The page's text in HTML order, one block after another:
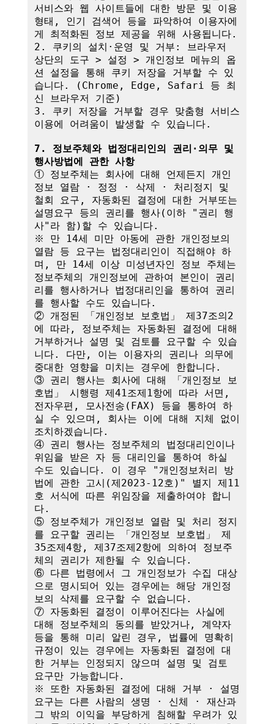
서비스와 웹 사이트들에 대한 방문 및 이용
형태, 인기 검색어 등을 파악하여 이용자에
게 최적화된 정보 제공을 위해 사용됩니다.
2. 쿠키의 설치·운영 및 거부: 브라우저
상단의 도구 > 설정 > 개인정보 메뉴의 옵
션 설정을 통해 쿠키 저장을 거부할 수 있
습니다. (Chrome, Edge, Safari 등 최
신 브라우저 기준)
3. 쿠키 저장을 거부할 경우 맞춤형 서비스
이용에 어려움이 발생할 수 있습니다.
7. 정보주체와 법정대리인의 권리·의무 및
행사방법에 관한 사항
① 정보주체는 회사에 대해 언제든지 개인
정보 열람 · 정정 · 삭제 · 처리정지 및
철회 요구, 자동화된 결정에 대한 거부또는
설명요구 등의 권리를 행사(이하 "권리 행
사"라 함)할 수 있습니다.
※ 만 14세 미만 아동에 관한 개인정보의
열람 등 요구는 법정대리인이 직접해야 하
며, 만 14세 이상 미성년자인 정보 주체는
정보주체의 개인정보에 관하여 본인이 권리
리를 행사하거나 법정대리인을 통하여 권리
를 행사할 수도 있습니다.
② 개정된 「개인정보 보호법」 제37조의2
에 따라, 정보주체는 자동화된 결정에 대해
거부하거나 설명 및 검토를 요구할 수 있습
니다. 다만, 이는 이용자의 권리나 의무에
중대한 영향을 미치는 경우에 한합니다.
③ 권리 행사는 회사에 대해 「개인정보 보
호법」 시행령 제41조제1항에 따라 서면,
전자우편, 모사전송(FAX) 등을 통하여 하
실 수 있으며, 회사는 이에 대해 지체 없이
조치하겠습니다.
④ 권리 행사는 정보주체의 법정대리인이나
위임을 받은 자 등 대리인을 통하여 하실
수도 있습니다. 이 경우 "개인정보처리 방
법에 관한 고시(제2023-12호)" 별지 제11
호 서식에 따른 위임장을 제출하여야 합니
다.
⑤ 정보주체가 개인정보 열람 및 처리 정지
를 요구할 권리는 「개인정보 보호법」 제
35조제4항, 제37조제2항에 의하여 정보주
체의 권리가 제한될 수 있습니다.
⑥ 다른 법령에서 그 개인정보가 수집 대상
으로 명시되어 있는 경우에는 해당 개인정
보의 삭제를 요구할 수 없습니다.
⑦ 자동화된 결정이 이루어진다는 사실에
대해 정보주체의 동의를 받았거나, 계약자
등을 통해 미리 알린 경우, 법률에 명확히
규정이 있는 경우에는 자동화된 결정에 대
한 거부는 인정되지 않으며 설명 및 검토
요구만 가능합니다.
※ 또한 자동화된 결정에 대해 거부 · 설명
요구는 다른 사람의 생명 · 신체 · 재산과
그 밖의 이익을 부당하게 침해할 우려가 있